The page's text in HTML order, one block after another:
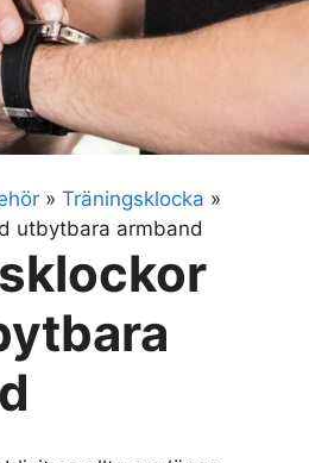
» Träningsklocka »
utbytbara armband